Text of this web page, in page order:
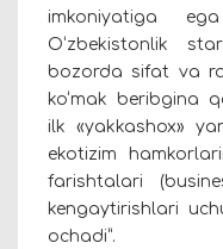
imkoniyatiga
O‘zbekistonlik
bozorda sifat va
ko‘mak beribgina
ilk «yakkashox»
ekotizim
farishtalari
kengaytirishlari
ochadi”.